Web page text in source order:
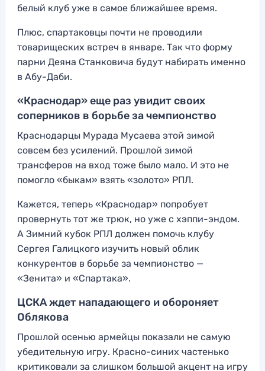
белый клуб уже в самое ближайшее время.
Плюс, спартаковцы почти не проводили
товарищеских встреч в январе. Так что форму
парни Деяна Станковича будут набирать именно
в Абу-Даби.
«Краснодар» еще раз увидит своих
соперников в борьбе за чемпионство
Краснодарцы Мурада Мусаева этой зимой
совсем без усилений. Прошлой зимой
трансферов на вход тоже было мало. И это не
помогло «быкам» взять «золото» РПЛ.
Кажется, теперь «Краснодар» попробует
провернуть тот же трюк, но уже с хэппи-эндом.
А Зимний кубок РПЛ должен помочь клубу
Сергея Галицкого изучить новый облик
конкурентов в борьбе за чемпионство —
«Зенита» и «Спартака».
ЦСКА ждет нападающего и обороняет
Облякова
Прошлой осенью армейцы показали не самую
убедительную игру. Красно-синих частенько
критиковали за слишком большой акцент на игру